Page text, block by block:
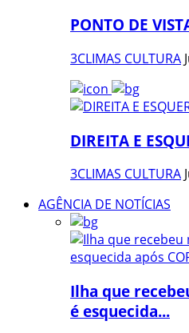
PONTO DE
3CLIMAS CULTURA
DIREITA E
3CLIMAS CULTURA
AGÊNCIA DE NOTÍCIAS
Ilha que
é esquecida...